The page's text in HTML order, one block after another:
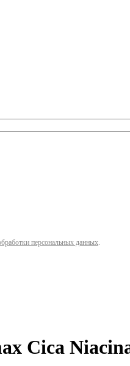
персональных данных.
Cica